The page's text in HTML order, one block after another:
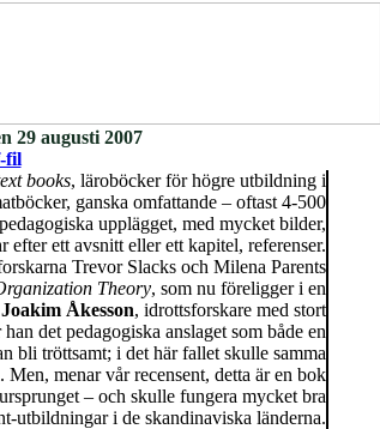
29 augusti 2007
fil
books, läroböcker för högre utbildning i
ganska omfattande – oftast 4-500
upplägget, med mycket bilder,
ett avsnitt eller ett kapitel, referenser.
Trevor Slacks och Milena Parents
Theory, som nu föreligger i en
Joakim Åkesson, idrottsforskare med stort
det pedagogiska anslaget som både en
bli tröttsamt; i det här fallet skulle samma
menar vår recensent, detta är en bok
– och skulle fungera mycket bra
utbildningar i de skandinaviska länderna.